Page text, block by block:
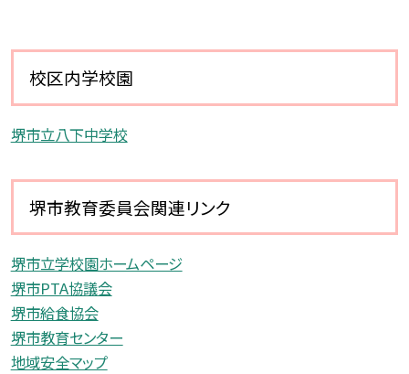
校区内学校園
堺市立八下中学校
堺市教育委員会関連リンク
堺市立学校園ホームページ
堺市PTA協議会
堺市給食協会
堺市教育センター
地域安全マップ